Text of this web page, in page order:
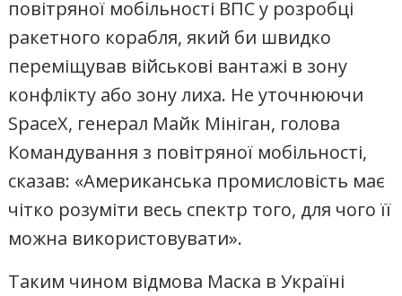
повітряної мобільності ВПС у розробці
ракетного корабля, який би швидко
переміщував військові вантажі в зону
конфлікту або зону лиха. Не уточнюючи
SpaceX, генерал Майк Мініган, голова
Командування з повітряної мобільності,
сказав: «Американська промисловість має
чітко розуміти весь спектр того, для чого її
можна використовувати».
Таким чином відмова Маска в Україні